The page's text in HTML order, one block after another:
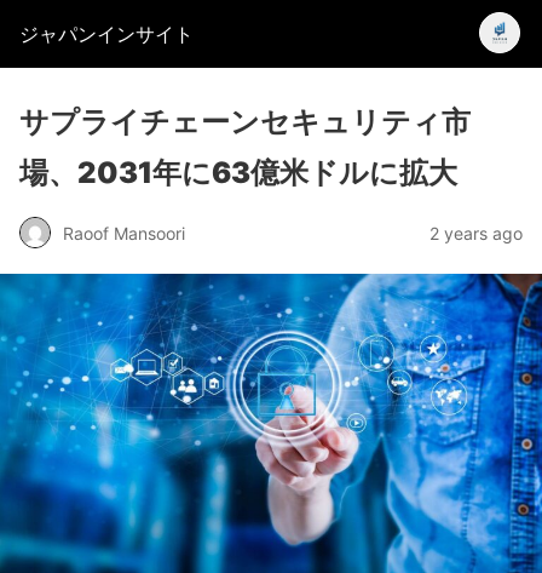
ジャパンインサイト
サプライチェーンセキュリティ市
場、2031年に63億米ドルに拡大
Raoof Mansoori 2 years ago